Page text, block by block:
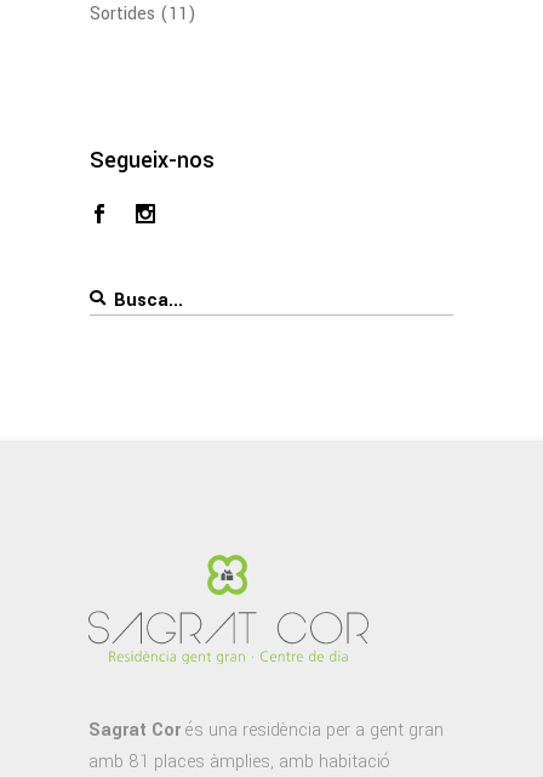
Sortides (11)
Segueix-nos
Search
Sagrat Corés una residència per a gent gran
amb 81 places àmplies, amb habitació